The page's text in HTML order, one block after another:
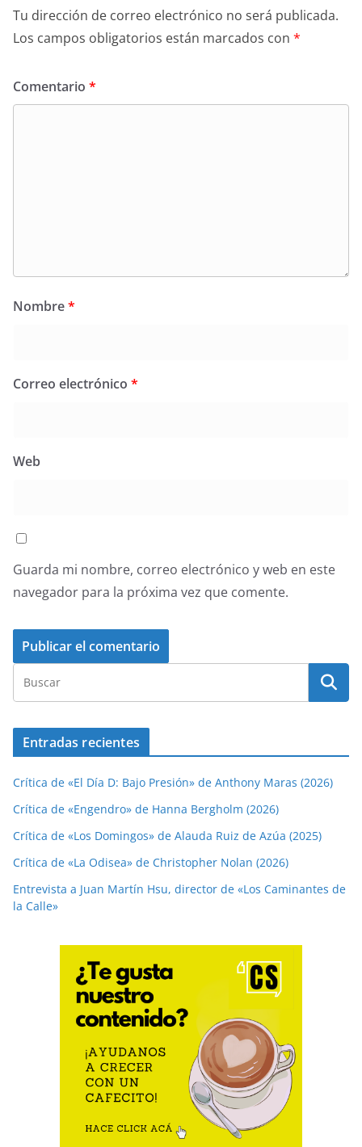
Tu dirección de correo electrónico no será publicada.
Los campos obligatorios están marcados con *
Comentario *
Nombre*
Correo electrónico *
Web
Guarda mi nombre, correo electrónico y web en este
navegador para la próxima vez que comente.
Entradas recientes
Crítica de «El Día D: Bajo Presión» de Anthony Maras (2026)
Crítica de «Engendro» de Hanna Bergholm (2026)
Crítica de «Los Domingos» de Alauda Ruiz de Azúa (2025)
Crítica de «La Odisea» de Christopher Nolan (2026)
Entrevista a Juan Martín Hsu, director de «Los Caminantes de
la Calle»